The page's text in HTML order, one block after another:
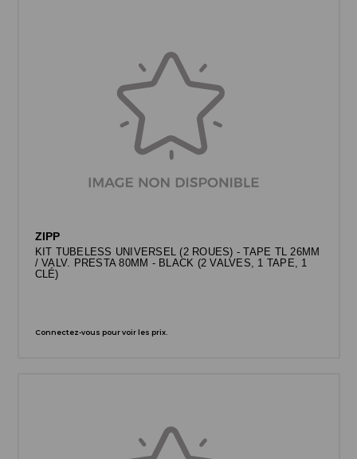
ZIPP
KIT TUBELESS UNIVERSEL (2 ROUES) - TAPE TL 26MM
/ VALV. PRESTA 80MM - BLACK (2 VALVES, 1 TAPE, 1
CLÉ)
Connectez-vous pour voir les prix.